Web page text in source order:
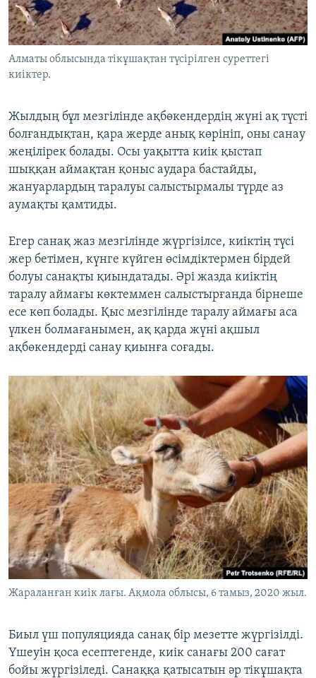
Алматы облысында тікұшақтан түсірілген суреттегі
киіктер.
Жылдың бұл мезгілінде ақбөкендердің жүні ақ түсті
болғандықтан, қара жерде анық көрініп, оны санау
жеңілірек болады. Осы уақытта киік қыстап
шыққан аймақтан қоныс аудара бастайды,
жануарлардың таралуы салыстырмалы түрде аз
аумақты қамтиды.
Егер санақ жаз мезгілінде жүргізілсе, киіктің түсі
жер бетімен, күнге күйген өсімдіктермен бірдей
болуы санақты қиындатады. Әрі жазда киіктің
таралу аймағы көктеммен салыстырғанда бірнеше
есе көп болады. Қыс мезгілінде таралу аймағы аса
үлкен болмағанымен, ақ қарда жүні ақшыл
ақбөкендерді санау қиынға соғады.
Жараланған киік лағы. Ақмола облысы, 6 тамыз, 2020 жыл.
Биыл үш популяцияда санақ бір мезетте жүргізілді.
Үшеуін қоса есептегенде, киік санағы 200 сағат
бойы жүргізіледі. Санаққа қатысатын әр тікұшақта